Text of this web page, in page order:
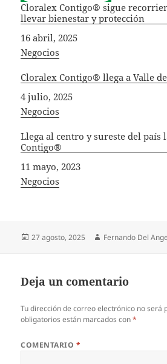
Cloralex Contigo® sigue
llevar bienestar y protección
Fecha
16 abril, 2025
In relation to
Negocios
Cloralex Contigo® llega a Valle
Fecha
4 julio, 2025
In relation to
Negocios
Llega al centro y sureste del país
Contigo®
Fecha
11 mayo, 2023
In relation to
Negocios
Publicado
27 agosto, 2025 Autor
Fernando Del
Deja un comentario
Tu dirección de correo electrónico no será
obligatorios están marcados con*
COMENTARIO *